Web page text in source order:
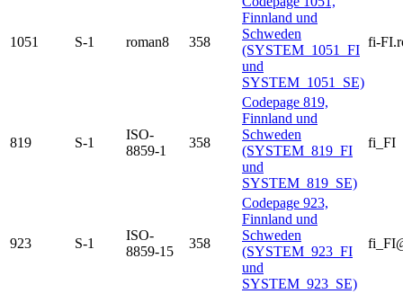
1051 S-1 roman8 358
Finnland und
Schweden
(SYSTEM_1051_FI
und
SYSTEM_1051_SE)
fi-
819 S-1
ISO-
8859-1
358
Codepage 819,
Finnland und
Schweden
(SYSTEM_819_FI
und
SYSTEM_819_SE)
fi_FI
923 S-1
ISO-
8859-15
358
Codepage 923,
Finnland und
Schweden
(SYSTEM_923_FI
und
SYSTEM_923_SE)